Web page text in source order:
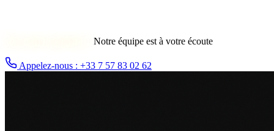
Notre équipe est à votre écoute
Appelez-nous : +33 7 57 83 02 62